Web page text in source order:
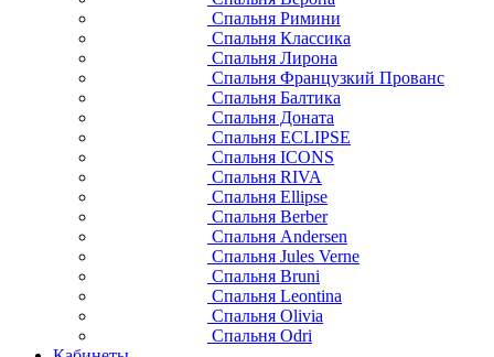
Спальня Римини
Спальня Классика
Спальня Лирона
Спальня Французкий Прованс
Спальня Балтика
Спальня Доната
Спальня ECLIPSE
Спальня ICONS
Спальня RIVA
Спальня Ellipse
Спальня Berber
Спальня Andersen
Спальня Jules Verne
Спальня Bruni
Спальня Leontina
Спальня Olivia
Спальня Odri